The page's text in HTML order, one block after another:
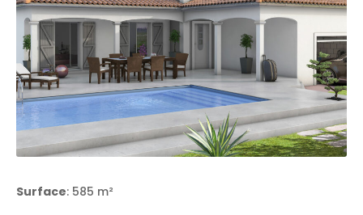
Surface: 585 m²